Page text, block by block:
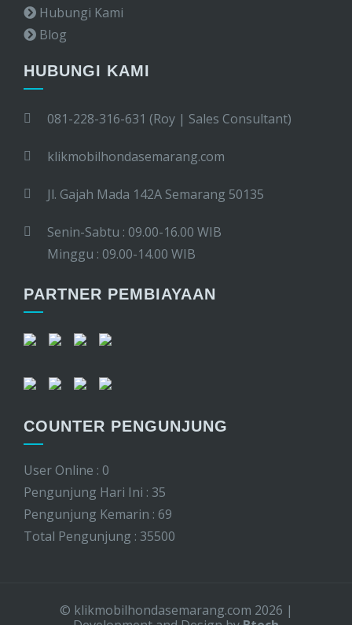
Hubungi Kami
Blog
HUBUNGI KAMI
081-228-316-631 (Roy | Sales Consultant)
klikmobilhondasemarang.com
Jl. Gajah Mada 142A Semarang 50135
Senin-Sabtu : 09.00-16.00 WIB
Minggu : 09.00-14.00 WIB
PARTNER PEMBIAYAAN
COUNTER PENGUNJUNG
User Online : 0
Pengunjung Hari Ini : 35
Pengunjung Kemarin : 69
Total Pengunjung : 35500
© klikmobilhondasemarang.com 2026 |